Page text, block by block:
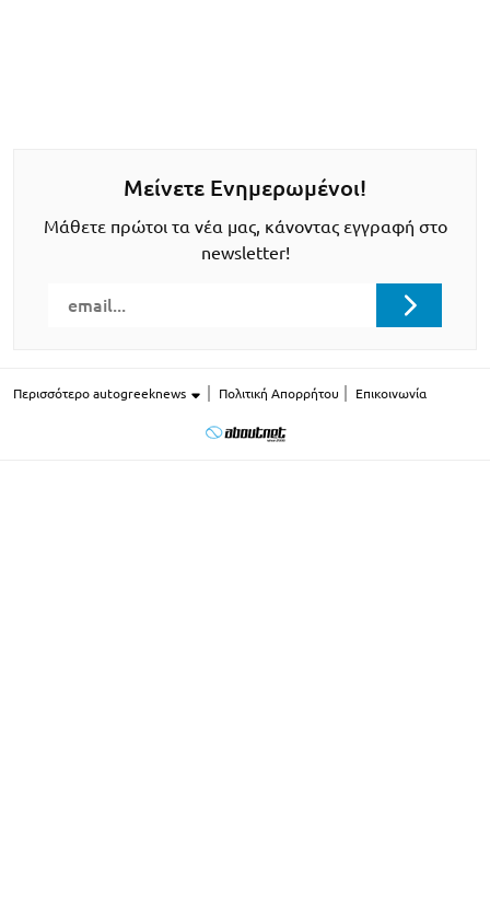
Μείνετε Ενημερωμένοι!
Μάθετε πρώτοι τα νέα μας, κάνοντας εγγραφή στο
newsletter!
Περισσότερο autogreeknews Πολιτική Απορρήτου Επικοινωνία